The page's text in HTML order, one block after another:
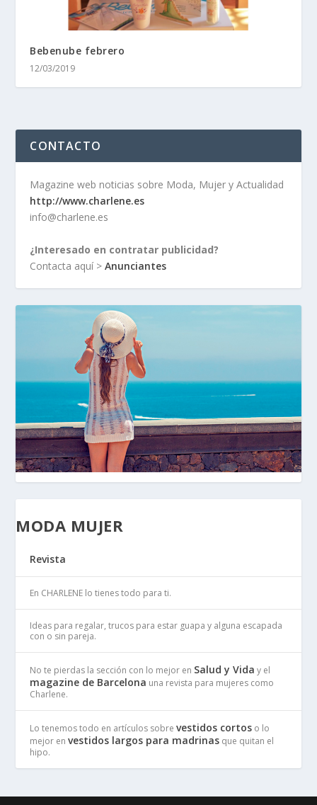
Bebenube febrero
12/03/2019
CONTACTO
Magazine web noticias sobre Moda, Mujer y Actualidad
http://www.charlene.es
info@charlene.es
¿Interesado en contratar publicidad?
Contacta aquí >Anunciantes
MODA MUJER
Revista
En CHARLENE lo tienes todo para ti.
Ideas para regalar, trucos para estar guapa y alguna escapada
con o sin pareja.
No te pierdas la sección con lo mejor en Salud y Vida y el
magazine de Barcelona una revista para mujeres como
Charlene.
Lo tenemos todo en artículos sobrevestidos cortos o lo
mejor envestidos largos para madrinas que quitan el
hipo.